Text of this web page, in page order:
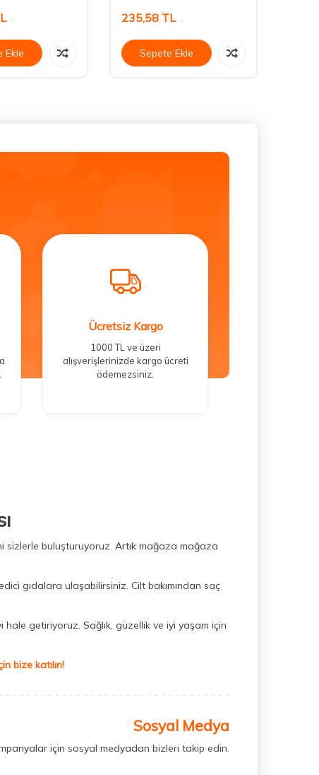
Ekle
235,58 TL
Sepete Ekle
Ücretsiz Kargo
1000 TL ve üzeri
alışverişlerinizde kargo ücreti
ödemezsiniz.
sizlerle buluşturuyoruz. Artık mağaza mağaza
gıdalara ulaşabilirsiniz. Cilt bakımından saç
getiriyoruz. Sağlık, güzellik ve iyi yaşam için
bize katılın!
Sosyal Medya
için sosyal medyadan bizleri takip edin.